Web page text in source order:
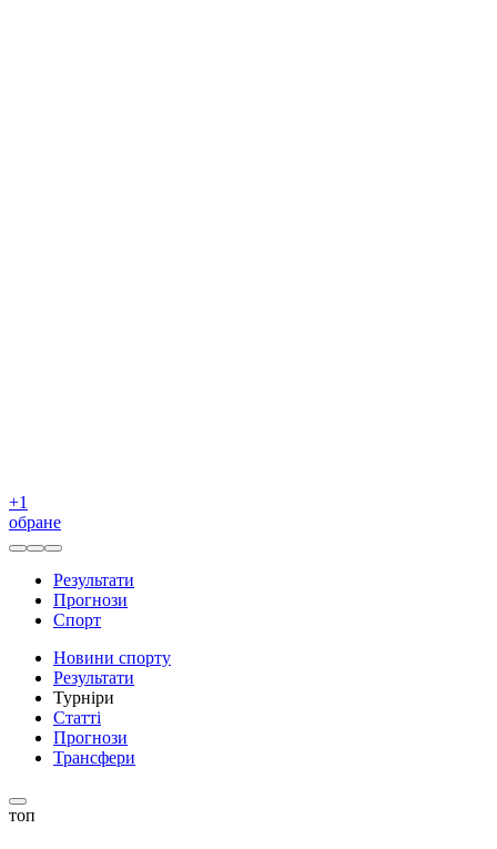
+1
обране
Результати
Прогнози
Спорт
Новини спорту
Результати
Турніри
Статті
Прогнози
Трансфери
топ